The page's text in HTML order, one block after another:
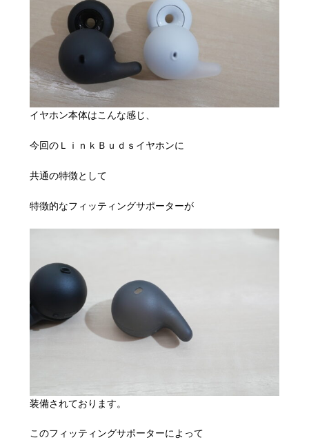
イヤホン本体はこんな感じ、
今回のＬｉｎｋＢｕｄｓイヤホンに
共通の特徴として
特徴的なフィッティングサポーターが
装備されております。
このフィッティングサポーターによって